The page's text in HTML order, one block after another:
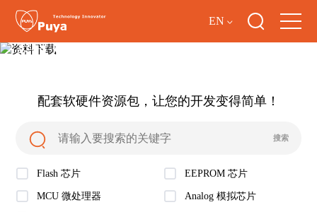
EN
资料下载
配套软硬件资源包，让您的开发变得简单！
Flash 芯片 EEPROM 芯片
MCU 微处理器 Analog 模拟芯片